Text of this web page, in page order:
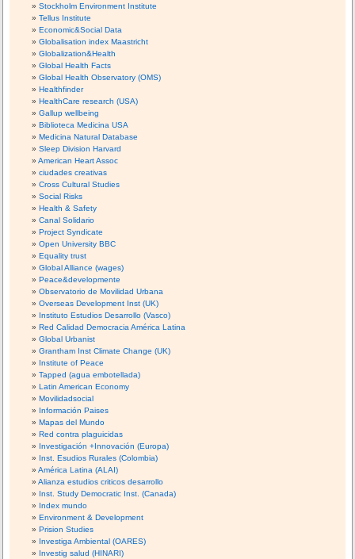
Stockholm Environment Institute
Tellus Institute
Economic&Social Data
Globalisation index Maastricht
Globalization&Health
Global Health Facts
Global Health Observatory (OMS)
Healthfinder
HealthCare research (USA)
Gallup wellbeing
Biblioteca Medicina USA
Medicina Natural Database
Sleep Division Harvard
American Heart Assoc
ciudades creativas
Cross Cultural Studies
Social Risks
Health & Safety
Canal Solidario
Project Syndicate
Open University BBC
Equality trust
Global Alliance (wages)
Peace&developmente
Observatorio de Movilidad Urbana
Overseas Development Inst (UK)
Instituto Estudios Desarrollo (Vasco)
Red Calidad Democracia América Latina
Global Urbanist
Grantham Inst Climate Change (UK)
Institute of Peace
Tapped (agua embotellada)
Latin American Economy
Movilidadsocial
Información Paises
Mapas del Mundo
Red contra plaguicidas
Investigación +Innovación (Europa)
Inst. Esudios Rurales (Colombia)
América Latina (ALAI)
Alianza estudios criticos desarrollo
Inst. Study Democratic Inst. (Canada)
Index mundo
Environment & Development
Prision Studies
Investiga Ambiental (OARES)
Investig salud (HINARI)